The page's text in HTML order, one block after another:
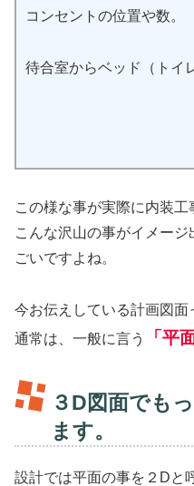
コンセントの位置や数。
待合室からベッド（トイ
この様な事が実際に内装
こんな沢山の事がイメー
ごいですよね。
今お伝えしている計画図面
通常は、一般に言う
「平
３D図面でも
ます。
設計では平面の事を２Dと